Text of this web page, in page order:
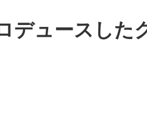
デュースした